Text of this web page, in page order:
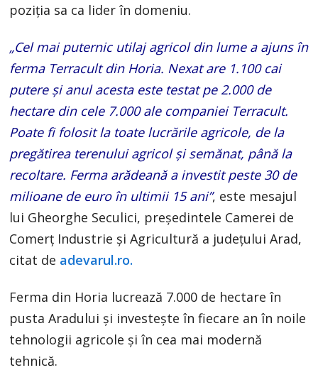
poziția sa ca lider în domeniu.
„Cel mai puternic utilaj agricol din lume a ajuns în
ferma Terracult din Horia. Nexat are 1.100 cai
putere și anul acesta este testat pe 2.000 de
hectare din cele 7.000 ale companiei Terracult.
Poate fi folosit la toate lucrările agricole, de la
pregătirea terenului agricol și semănat, până la
recoltare. Ferma arădeană a investit peste 30 de
milioane de euro în ultimii 15 ani”, este mesajul
lui Gheorghe Seculici, președintele Camerei de
Comerț Industrie și Agricultură a județului Arad,
citat de adevarul.ro.
Ferma din Horia lucrează 7.000 de hectare în
pusta Aradului și investește în fiecare an în noile
tehnologii agricole și în cea mai modernă
tehnică.